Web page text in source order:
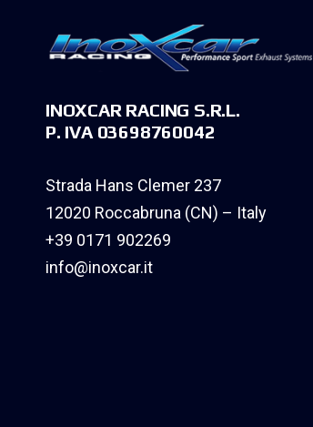
INOXCAR RACING S.R.L.
P. IVA 03698760042
Strada Hans Clemer 237
12020 Roccabruna (CN) – Italy
+39 0171 902269
info@inoxcar.it